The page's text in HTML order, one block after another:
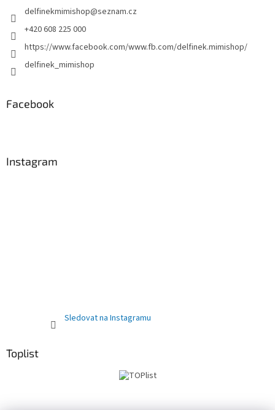
delfinekmimishop@seznam.cz
+420 608 225 000
https://www.facebook.com/www.fb.com/delfinek.mimishop/
delfinek_mimishop
Facebook
Instagram
Sledovat na Instagramu
Toplist